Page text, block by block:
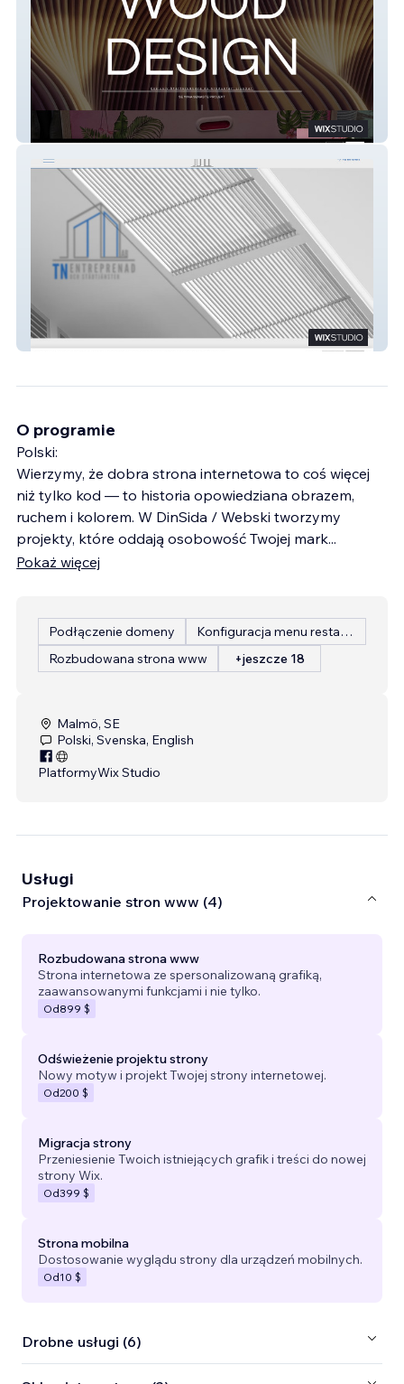
Wood Design SWE
TN ENTREPRANAD
O programie
Polski:
Wierzymy, że dobra strona internetowa to coś więcej
niż tylko kod — to historia opowiedziana obrazem,
ruchem i kolorem. W DinSida / Webski tworzymy
projekty, które oddają osobowość Twojej mark...
Pokaż więcej
Podłączenie domeny
Konfiguracja menu restauracji
Rozbudowana strona www
+jeszcze 18
Malmö, SE
Polski, Svenska, English
PlatformyWix Studio
Usługi
Projektowanie stron www (4)
Rozbudowana strona www
Strona internetowa ze spersonalizowaną grafiką,
zaawansowanymi funkcjami i nie tylko.
Od899 $
Odświeżenie projektu strony
Nowy motyw i projekt Twojej strony internetowej.
Od200 $
Migracja strony
Przeniesienie Twoich istniejących grafik i treści do nowej
strony Wix.
Od399 $
Strona mobilna
Dostosowanie wyglądu strony dla urządzeń mobilnych.
Od10 $
Drobne usługi (6)